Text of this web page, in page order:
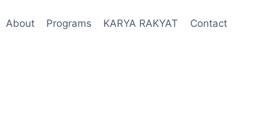
About Programs KARYA RAKYAT Contact